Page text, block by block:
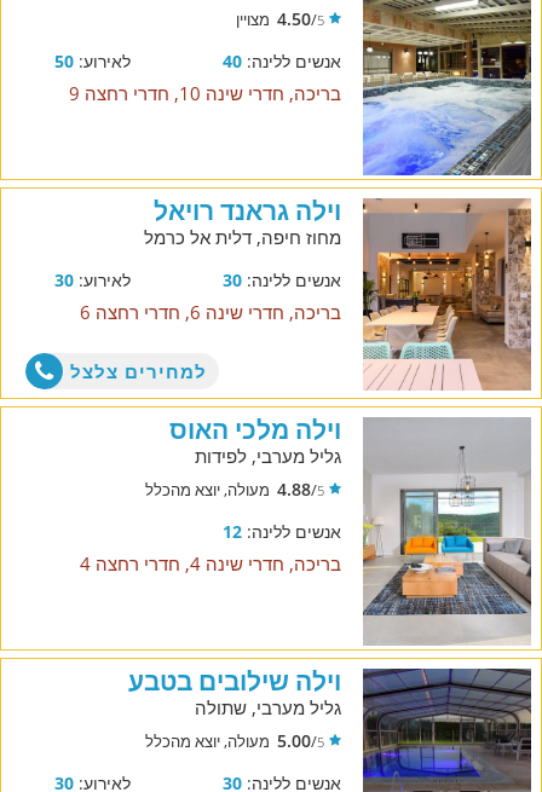
5
/
4.50 מצויין
אנשים ללינה:40 לאירוע:50
בריכה, חדרי שינה 10, חדרי רחצה 9
וילה גראנד רויאל
מחוז חיפה, דלית אל כרמל
אנשים ללינה:30 לאירוע:30
בריכה, חדרי שינה 6, חדרי רחצה 6
למחירים צלצל
וילה מלכי האוס
גליל מערבי, לפידות
5
/
4.88 מעולה, יוצא מהכלל
אנשים ללינה:12
בריכה, חדרי שינה 4, חדרי רחצה 4
וילה שילובים בטבע
גליל מערבי, שתולה
5
/
5.00 מעולה, יוצא מהכלל
אנשים ללינה:30 לאירוע:30